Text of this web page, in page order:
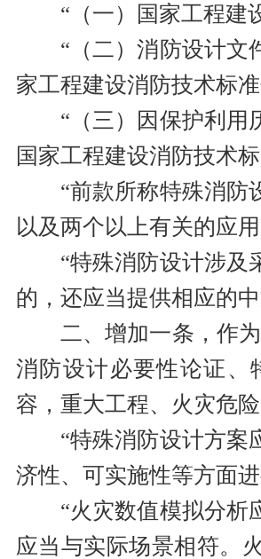
“（一）国家工程建
“（二）消防设计文
家工程建设消防技术标准
“（三）因保护利用
国家工程建设消防技术标
“前款所称特殊消防
以及两个以上有关的应
“特殊消防设计涉及
的，还应当提供相应的
二、增加一条，作
消防设计必要性论证、
容，重大工程、火灾危
“特殊消防设计方案
济性、可实施性等方面
“火灾数值模拟分析
应当与实际场景相符。